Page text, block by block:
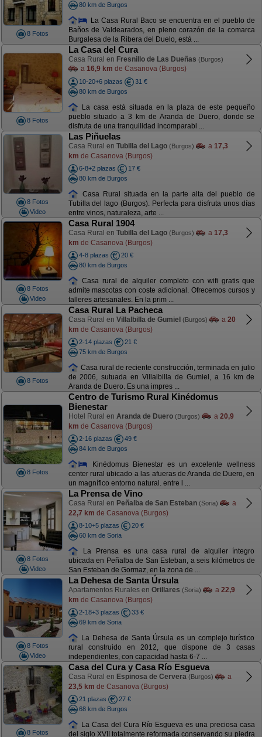
8 Fotos
80 km de Burgos
La Casa Rural Baco se encuentra en el pueblo de
Baños de Valdearados, en pleno corazón de la comarca
Burgalesa de la Ribera del Duelo, está ...
8 Fotos
La Casa del Cura
Casa Rural en Fresnillo de Las Dueñas (Burgos)
a 16,9 km de Casanova (Burgos)
10-20+6 plazas
31 €
80 km de Burgos
La casa está situada en la plaza de este pequeño
pueblo situado a 3 km de Aranda de Duero, donde se
disfruta de una tranquilidad incomparabl ...
8 Fotos
Video
Las Piñuelas
Casa Rural en Tubilla del Lago (Burgos) a 17,3
km de Casanova (Burgos)
6-8+2 plazas
17 €
80 km de Burgos
Casa Rural situada en la parte alta del pueblo de
Tubilla del lago (Burgos). Perfecta para disfruta unos días
entre vinos, naturaleza, arte ...
8 Fotos
Video
Casa Rural 1904
Casa Rural en Tubilla del Lago (Burgos) a 17,3
km de Casanova (Burgos)
4-8 plazas
20 €
80 km de Burgos
Casa rural de alquiler completo con wifi gratis que
admite mascotas con coste adicional. Ofrecemos cursos y
talleres artesanales. En la prim ...
8 Fotos
Casa Rural La Pacheca
Casa Rural en Villalbilla de Gumiel (Burgos) a 20
km de Casanova (Burgos)
2-14 plazas
21 €
75 km de Burgos
Casa rural de reciente construcción, terminada en julio
de 2006, sutuada en Villalbilla de Gumiel, a 16 km de
Aranda de Duero. Es una impres ...
8 Fotos
Centro de Turismo Rural Kinédomus
Bienestar
Hotel Rural en Aranda de Duero (Burgos) a 20,9
km de Casanova (Burgos)
2-16 plazas
49 €
84 km de Burgos
Kinédomus Bienestar es un excelente wellness
center rural ubicado a las afueras de Aranda de Duero, en
un magnífico entorno natural. entre l ...
8 Fotos
Video
La Prensa de Vino
Casa Rural en Peñalba de San Esteban (Soria)
a
22,7 km de Casanova (Burgos)
8-10+5 plazas
20 €
60 km de Soria
La Prensa es una casa rural de alquiler íntegro
ubicada en Peñalba de San Esteban, a seis kilómetros de
San Esteban de Gormaz, en la zona de ...
8 Fotos
Video
La Dehesa de Santa Úrsula
Apartamentos Rurales en Orillares (Soria) a 22,9
km de Casanova (Burgos)
2-18+3 plazas
33 €
69 km de Soria
La Dehesa de Santa Úrsula es un complejo turístico
rural construido en 2012, que dispone de 3 casas
independientes, con capacidad hasta 6-7 ...
8 Fotos
Casa del Cura y Casa Río Esgueva
Casa Rural en Espinosa de Cervera (Burgos)
a
23,5 km de Casanova (Burgos)
21 plazas
27 €
68 km de Burgos
La Casa del Cura Río Esgueva es una preciosa casa
del siglo XVII totalmente reformada conservando su piedra